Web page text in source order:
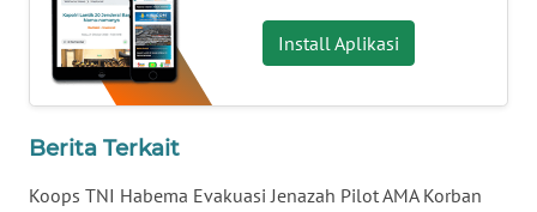
Install Aplikasi
Berita Terkait
Koops TNI Habema Evakuasi Jenazah Pilot AMA Korban
WN
BABEL
SUMBAR